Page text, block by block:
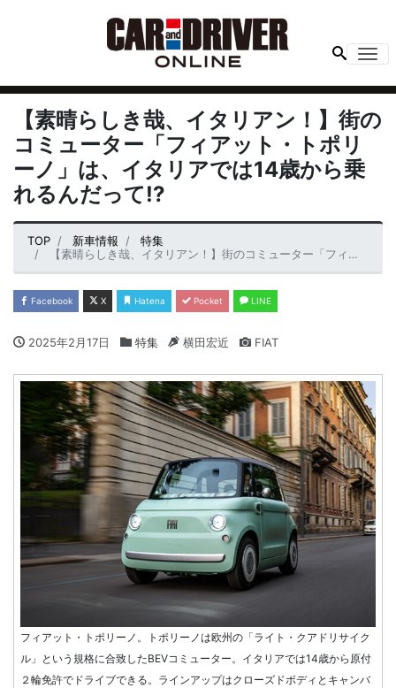
【素晴らしき哉、イタリアン！】街の
コミューター「フィアット・トポリ
ーノ」は、イタリアでは14歳から乗
れるんだって!?
TOP 新車情報
特集
【素晴らしき哉、イタリアン！】街のコミューター「フィアット・トポリーノ」は、イタリアでは14歳から乗れるんだって!?
Facebook X Hatena Pocket LINE
2025年2月17日 特集 横田宏近 FIAT
フィアット・トポリーノ。トポリーノは欧州の「ライト・クアドリサイク
ル」という規格に合致したBEVコミューター。イタリアでは14歳から原付
２輪免許でドライブできる。ラインアップはクローズドボディとキャンバ